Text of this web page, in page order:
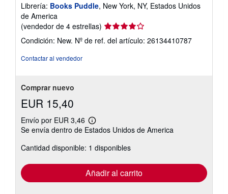
Librería: Books Puddle, New York, NY, Estados Unidos
de America
(vendedor de 4 estrellas) Calificación
del
vendedor:
Condición: New. Nº de ref. del artículo: 26134410787
Contactar al vendedor
Comprar nuevo
EUR 15,40
Envío por EUR 3,46
Más
información
las
tarifas
envío
Se envía dentro de Estados Unidos de America
Cantidad disponible: 1 disponibles
Añadir al carrito